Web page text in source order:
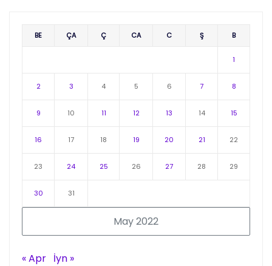
May 2022
BE ÇA Ç CA C Ş B
1
2 3 4 5 6 7 8
9 10 11 12 13 14 15
16 17 18 19 20 21 22
23 24 25 26 27 28 29
30 31
« Apr İyn »